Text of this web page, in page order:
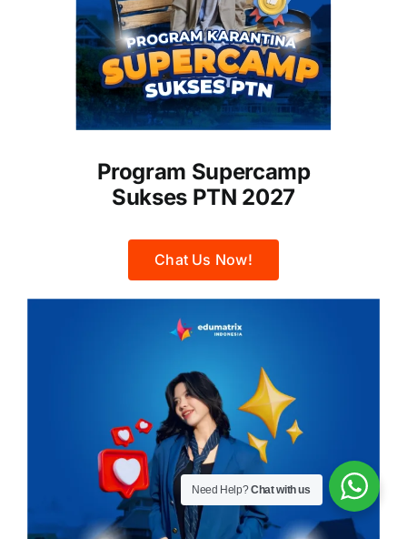
Program Supercamp
Sukses PTN 2027
Chat Us Now!
Need Help?Chat with us